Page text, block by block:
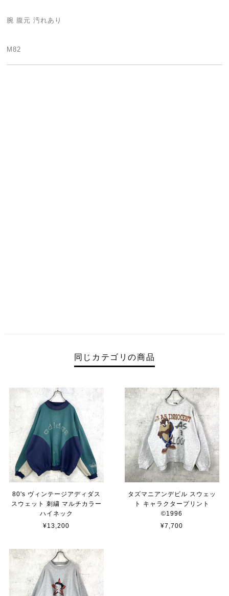
腕 腹元 汚れあり
M82
同じカテゴリの商品
80's ヴィンテージアディダス
スウェット 刺繍 マルチカラー
ハイネック
¥13,200
タズマニアンデビル スウェッ
ト キャラクタープリント
©︎1996
¥7,700